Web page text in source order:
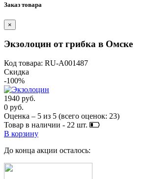
Заказ товара
×
Экзолоцин от грибка в Омске
Код товара: RU-A001487
Скидка
-100%
1940 руб.
0 руб.
Оценка – 5 из 5 (всего оценок: 23)
Товар в наличии - 22 шт.
В корзину
До конца акции осталось: